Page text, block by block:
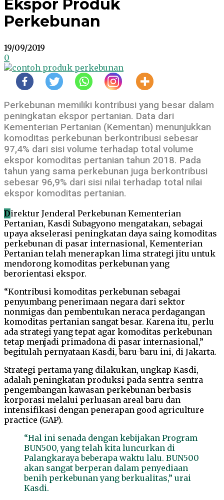
Ekspor Produk
Perkebunan
19/09/2019
0
Perkebunan memiliki kontribusi yang besar dalam
peningkatan ekspor pertanian. Data dari
Kementerian Pertanian (Kementan) menunjukkan
komoditas perkebunan berkontribusi sebesar
97,4% dari sisi volume terhadap total volume
ekspor komoditas pertanian tahun 2018. Pada
tahun yang sama perkebunan juga berkontribusi
sebesar 96,9% dari sisi nilai terhadap total nilai
ekspor komoditas pertanian.
Direktur Jenderal Perkebunan Kementerian
Pertanian, Kasdi Subagyono mengatakan, sebagai
upaya akselerasi peningkatan daya saing komoditas
perkebunan di pasar internasional, Kementerian
Pertanian telah menerapkan lima strategi jitu untuk
mendorong komoditas perkebunan yang
berorientasi ekspor.
“Kontribusi komoditas perkebunan sebagai
penyumbang penerimaan negara dari sektor
nonmigas dan pembentukan neraca perdagangan
komoditas pertanian sangat besar. Karena itu, perlu
ada strategi yang tepat agar komoditas perkebunan
tetap menjadi primadona di pasar internasional,”
begitulah pernyataan Kasdi, baru-baru ini, di Jakarta.
Strategi pertama yang dilakukan, ungkap Kasdi,
adalah peningkatan produksi pada sentra-sentra
pengembangan kawasan perkebunan berbasis
korporasi melalui perluasan areal baru dan
intensifikasi dengan penerapan good agriculture
practice (GAP).
“Hal ini senada dengan kebijakan Program
BUN500, yang telah kita luncurkan di
Palangkaraya beberapa waktu lalu. BUN500
akan sangat berperan dalam penyediaan
benih perkebunan yang berkualitas,” urai
Kasdi.